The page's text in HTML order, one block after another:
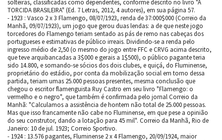
solteiras, classificadas como dependentes, conforme descrito no livro "A
TORCIDA BRASILEIRA" (Ed. 7 Letras, 2012, 4 autores), em sua página 57.
- 1923 : Vasco 2 x 3 Flamengo, 08/07/1923, renda de 37:000$000 (Correio da
Manhã, 09/07/1923), um jogo que gerou duas lendas: a de que neste jogo
torcedores do Flamengo teriam sentado as pás de remo nas cabeças dos
portugueses e estimativas de público irreais. Dividindo-se a renda pelo
ingresso médio de 2,50 (o mesmo do jogo entre FFC e CRVG acima descrito,
que teve arquibancadas a 3$000 e gerais a 1$500), o público pagante teria
sido 14.800, e somando-se sócios dos dois clubes, e quiçá, do Fluminense,
proprietário do estádio, por conta da mobilização social em torno dessa
partida, teriam umas 25.000 pessoas presentes, mesma conclusão que
chegou o escritor flamenguista Ruy Castro em seu livro "Flamengo: o
vermelho e o negro", que também é confirmada pelo jornal Correio da
Manhã: "Calculamos a assistência de hontem não total de 25.000 pessoas.
Mas que isso francamente não cabe no Fluminense, em que pese a opinião
do seu construtor, dando a lotação para 45 mil". Correio da Manhã, Rio de
Janeiro: 10 de jul. 1923; Correio Sportivo.
- 1924 : 13.576 pagantes, Fluminense 2 x 4 Flamengo, 20/09/1924, maior